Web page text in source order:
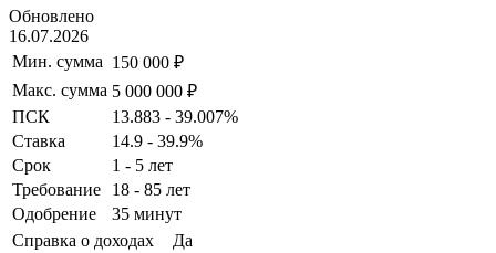
Обновлено
16.07.2026
Мин. сумма 150 000 ₽
Макс. сумма 5 000 000 ₽
ПСК
13.883 - 39.007%
Ставка
14.9 - 39.9%
Срок
1 - 5 лет
Требование
18 - 85 лет
Одобрение
35 минут
Справка о доходах
Да